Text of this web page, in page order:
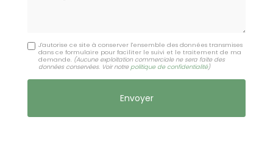
J'autorise ce site à conserver l'ensemble des données transmises
dans ce formulaire pour faciliter le suivi et le traitement de ma
demande. (Aucune exploitation commerciale ne sera faite des
données conservées. Voir notre politique de confidentialité)